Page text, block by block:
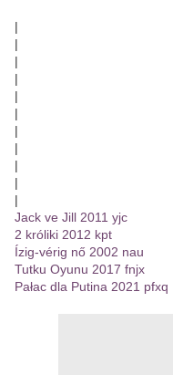
|
|
|
|
|
|
|
|
|
|
|
Jack ve Jill 2011 yjc
2 króliki 2012 kpt
Ízig-vérig nő 2002 nau
Tutku Oyunu 2017 fnjx
Pałac dla Putina 2021 pfxq